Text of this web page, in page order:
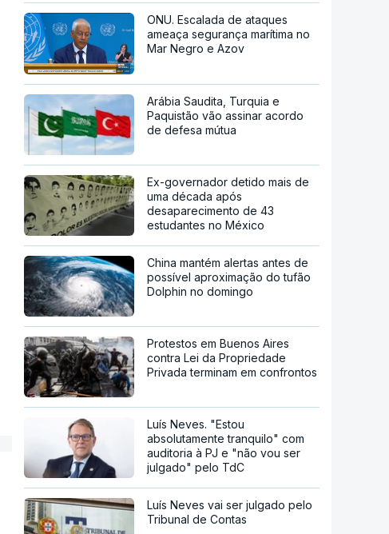
ONU. Escalada de ataques
ameaça segurança marítima no
Mar Negro e Azov
Arábia Saudita, Turquia e
Paquistão vão assinar acordo
de defesa mútua
Ex-governador detido mais de
uma década após
desaparecimento de 43
estudantes no México
China mantém alertas antes de
possível aproximação do tufão
Dolphin no domingo
Protestos em Buenos Aires
contra Lei da Propriedade
Privada terminam em confrontos
Luís Neves. "Estou
absolutamente tranquilo" com
auditoria à PJ e "não vou ser
julgado" pelo TdC
Luís Neves vai ser julgado pelo
Tribunal de Contas